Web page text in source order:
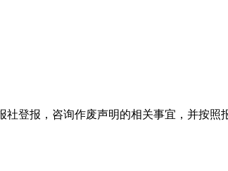
登报，咨询作废声明的相关事宜，并按